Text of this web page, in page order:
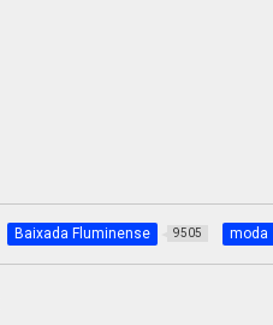
Baixada Fluminense 9505 moda